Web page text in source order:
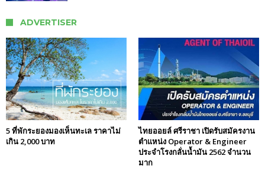
ADVERTISER
5 ที่พักระยองมองเห็นทะเล ราคาไม่
เกิน 2,000 บาท
ไทยออยล์ ศรีราชา เปิดรับสมัครงาน
ตำแหน่ง Operator & Engineer
ประจำโรงกลั่นน้ำมัน 2562 จำนวน
มาก